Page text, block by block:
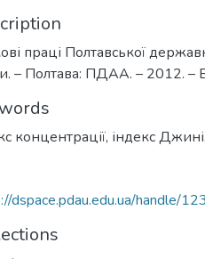
праці Полтавської
– Полтава: ПДАА. – 2012. –
концентрації, індекс Джині,
dspace.pdau.edu.ua/handle/